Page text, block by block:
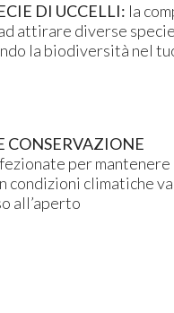
DI UCCELLI: la
attirare diverse
la biodiversità nel
CONSERVAZIONE
per mantenere
condizioni climatiche
all’aperto